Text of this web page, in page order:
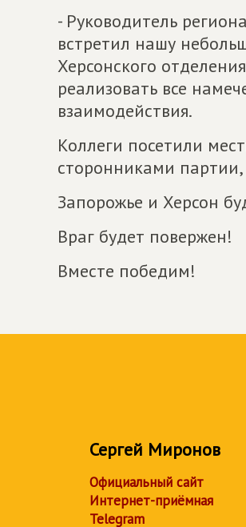
- Руководитель
встретил нашу
Херсонского
реализовать все
взаимодействия.
Коллеги посетили
сторонниками
Запорожье и Херсон
Враг будет повержен!
Вместе победим!
Сергей Миронов
Официальный сайт
Интернет-приёмная
Telegram